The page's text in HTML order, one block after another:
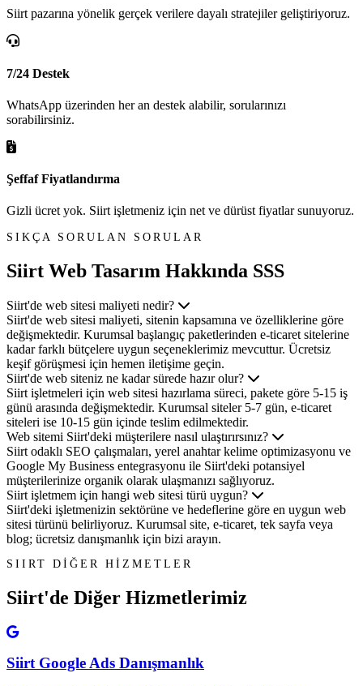
Siirt pazarına yönelik gerçek verilere dayalı stratejiler geliştiriyoruz.
7/24 Destek
WhatsApp üzerinden her an destek alabilir, sorularınızı
sorabilirsiniz.
Şeffaf Fiyatlandırma
Gizli ücret yok. Siirt işletmeniz için net ve dürüst fiyatlar sunuyoruz.
SIKÇA SORULAN SORULAR
Siirt Web Tasarım Hakkında SSS
Siirt'de web sitesi maliyeti nedir?
Siirt'de web sitesi maliyeti, sitenin kapsamına ve özelliklerine göre
değişmektedir. Kurumsal başlangıç paketlerinden e-ticaret sitelerine
kadar farklı bütçelere uygun seçeneklerimiz mevcuttur. Ücretsiz
keşif görüşmesi için hemen iletişime geçin.
Siirt'de web siteniz ne kadar sürede hazır olur?
Siirt işletmeleri için web sitesi hazırlama süreci, pakete göre 5-15 iş
günü arasında değişmektedir. Kurumsal siteler 5-7 gün, e-ticaret
siteleri ise 10-15 gün içinde teslim edilmektedir.
Web sitemi Siirt'deki müşterilere nasıl ulaştırırsınız?
Siirt odaklı SEO çalışmaları, yerel anahtar kelime optimizasyonu ve
Google My Business entegrasyonu ile Siirt'deki potansiyel
müşterilerinize organik olarak ulaşmanızı sağlıyoruz.
Siirt işletmem için hangi web sitesi türü uygun?
Siirt'deki işletmenizin sektörüne ve hedeflerine göre en uygun web
sitesi türünü belirliyoruz. Kurumsal site, e-ticaret, tek sayfa veya
blog; ücretsiz danışmanlık için bizi arayın.
SIIRT DİĞER HİZMETLER
Siirt'de Diğer Hizmetlerimiz
Siirt Google Ads Danışmanlık